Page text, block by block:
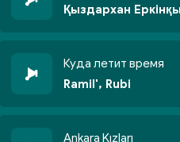
Куда летит время
Ramil', Rubi
Ankara Kızları